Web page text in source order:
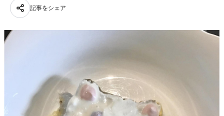
記事をシェア